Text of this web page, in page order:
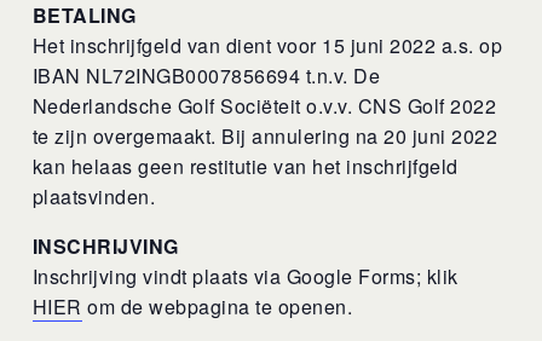
BETALING
Het inschrijfgeld van dient voor 15 juni 2022 a.s. op
IBAN NL72INGB0007856694 t.n.v. De
Nederlandsche Golf Sociëteit o.v.v. CNS Golf 2022
te zijn overgemaakt. Bij annulering na 20 juni 2022
kan helaas geen restitutie van het inschrijfgeld
plaatsvinden.
INSCHRIJVING
Inschrijving vindt plaats via Google Forms; klik
HIER om de webpagina te openen.